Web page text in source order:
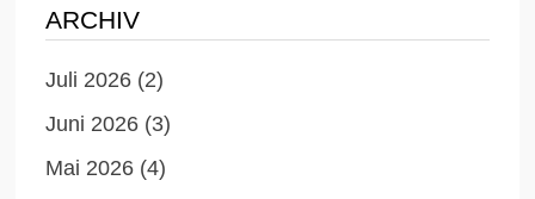
ARCHIV
Juli 2026 (2)
Juni 2026 (3)
Mai 2026 (4)